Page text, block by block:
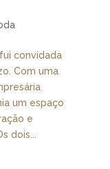
convidada
Com uma
um espaço
e
dois...